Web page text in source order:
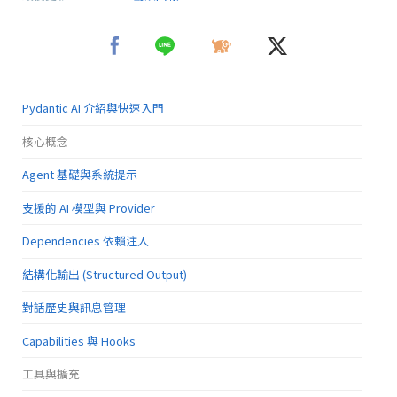
Pydantic AI 介紹與快速入門
核心概念
Agent 基礎與系統提示
支援的 AI 模型與 Provider
Dependencies 依賴注入
結構化輸出 (Structured Output)
對話歷史與訊息管理
Capabilities 與 Hooks
工具與擴充